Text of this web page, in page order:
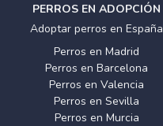
PERROS EN ADOPCIÓN
Adoptar perros en España
Perros en Madrid
Perros en Barcelona
Perros en Valencia
Perros en Sevilla
Perros en Murcia